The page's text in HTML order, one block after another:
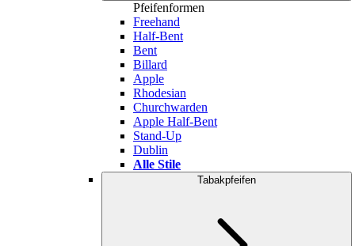
Pfeifenformen
Freehand
Half-Bent
Bent
Billard
Apple
Rhodesian
Churchwarden
Apple Half-Bent
Stand-Up
Dublin
Alle Stile
Tabakpfeifen